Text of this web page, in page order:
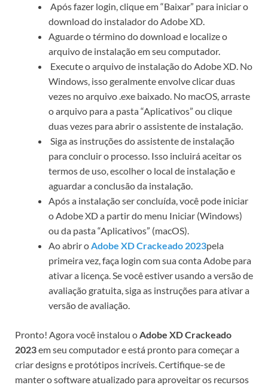
Após fazer login, clique em “Baixar” para iniciar o
download do instalador do Adobe XD.
Aguarde o término do download e localize o
arquivo de instalação em seu computador.
Execute o arquivo de instalação do Adobe XD. No
Windows, isso geralmente envolve clicar duas
vezes no arquivo .exe baixado. No macOS, arraste
o arquivo para a pasta “Aplicativos” ou clique
duas vezes para abrir o assistente de instalação.
Siga as instruções do assistente de instalação
para concluir o processo. Isso incluirá aceitar os
termos de uso, escolher o local de instalação e
aguardar a conclusão da instalação.
Após a instalação ser concluída, você pode iniciar
o Adobe XD a partir do menu Iniciar (Windows)
ou da pasta “Aplicativos” (macOS).
Ao abrir oAdobe XD Crackeado 2023pela
primeira vez, faça login com sua conta Adobe para
ativar a licença. Se você estiver usando a versão de
avaliação gratuita, siga as instruções para ativar a
versão de avaliação.
Pronto! Agora você instalou oAdobe XD Crackeado
2023em seu computador e está pronto para começar a
criar designs e protótipos incríveis. Certifique-se de
manter o software atualizado para aproveitar os recursos